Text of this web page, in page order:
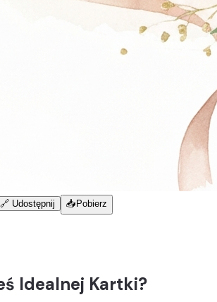
🔗 Udostępnij 📥 Pobierz
Idealnej Kartki?